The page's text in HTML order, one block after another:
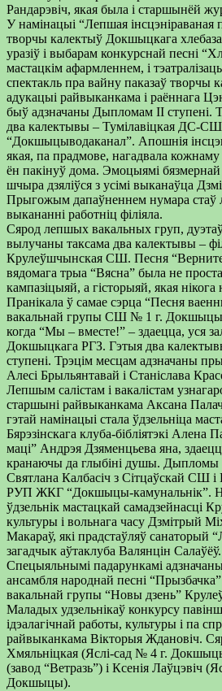
Рандарэвіч, якая была і старшынёй
У намінацыі “Лепшая інсцэніраваная
творчы калектыў Докшыцкага
уразіў і выбарам конкурснай песні
мастацкім афармленнем, і
спектакль пра вайну паказаў творчы
адукацыі райвыканкама і раённага
быў адзначаны Дыпломам ІІ ступені.
два калектывы – Тумілавіцкая ДС-СШ
“Докшыцыводаканал”. Апошнія
якая, па прадмове, нагадвала кожнаму
ён пакінуў дома. Эмоцыямі
шчыра дзяліўся з усімі выканаўца
Прыгожым дапаўненнем нумара стаў
выкананні работніц філіяла.
Сярод лепшых вакальных груп,
вылучаны таксама два калектывы –
Крулеўшчынская СШ. Песня “Верните
вядомага трыа “Вясна” была не
кампазіцыяй, а гісторыяй, якая
Пранікала ў самае сэрца “Песня
вакальнай групы СШ № 1 г. Докшыцы.
когда “Мы – вместе!” – здаецца, уся
Докшыцкага РГЗ. Гэтыя два
ступені. Трэцім месцам адзначаны
Алесі Брыльянтавай і Станіслава
Лепшым салістам і вакалістам
старшыні райвыканкама Аксана
гэтай намінацыі стала ўдзельніца
Бярэзінскага клуба-бібліятэкі Алена
маці” Андрэя Дзяменцьева яна,
кранаючы да глыбіні душы. Дыпломы
Святлана Калбасіч з Сітцаўскай СШ і
РУП ЖКГ “Докшыцы-камунальнік”.
ўдзельнік мастацкай самадзейнасці
культуры і вольнага часу Дзмітрый
Макараў, які прадстаўляў санаторый
загадчык аўтаклуба Валянцін Салаўёў.
Спецыяльнымі падарункамі
ансамбля народнай песні
вакальнай групы “Новы дзень”
Маладых удзельнікаў конкурсу
ідэалагічнай работы, культуры і па
райвыканкама Вікторыя Ждановіч.
Хмяльніцкая (Яслі-сад № 4 г.
(завод “Ветразь”) і Ксенія Лаўцэвіч
Докшыцы).